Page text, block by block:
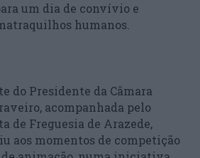
um dia de convívio e
humanos.
do Presidente da Câmara
acompanhada pelo
de Freguesia de Arazede,
aos momentos de competição